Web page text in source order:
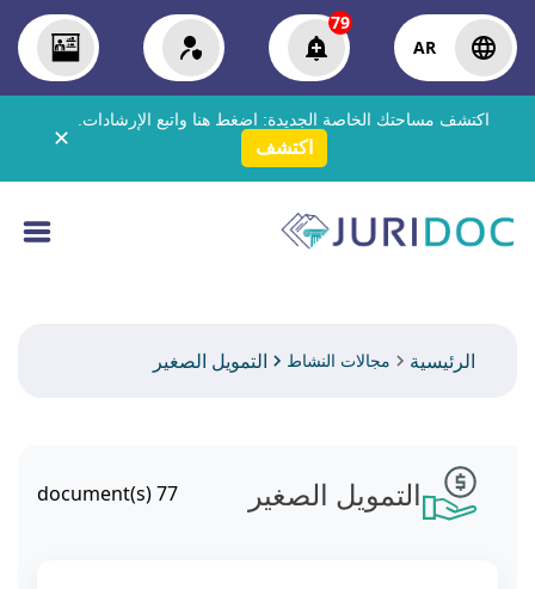
AR
79
اكتشف مساحتك الخاصة الجديدة: اضغط هنا واتبع الإرشادات.
اكتشف ✕
الرئيسية مجالات النشاط التمويل الصغير
التمويل الصغير 77